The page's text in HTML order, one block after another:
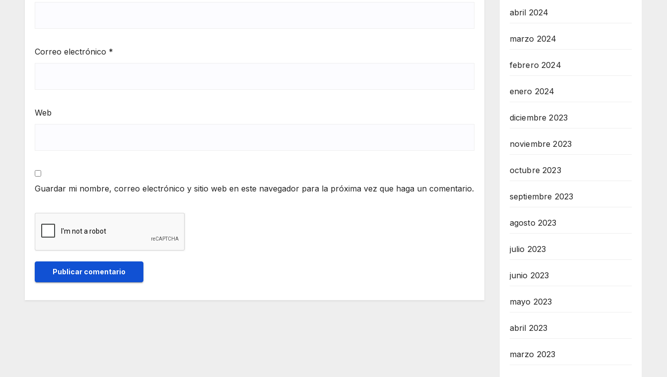
Correo electrónico *
Web
Guardar mi nombre, correo electrónico y sitio web en este navegador para la próxima vez que haga un comentario.
abril 2024
marzo 2024
febrero 2024
enero 2024
diciembre 2023
noviembre 2023
octubre 2023
septiembre 2023
agosto 2023
julio 2023
junio 2023
mayo 2023
abril 2023
marzo 2023